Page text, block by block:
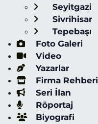
Seyitgazi
Sivrihisar
Tepebaşı
Foto Galeri
Video
Yazarlar
Firma Rehberi
Seri İlan
Röportaj
Biyografi